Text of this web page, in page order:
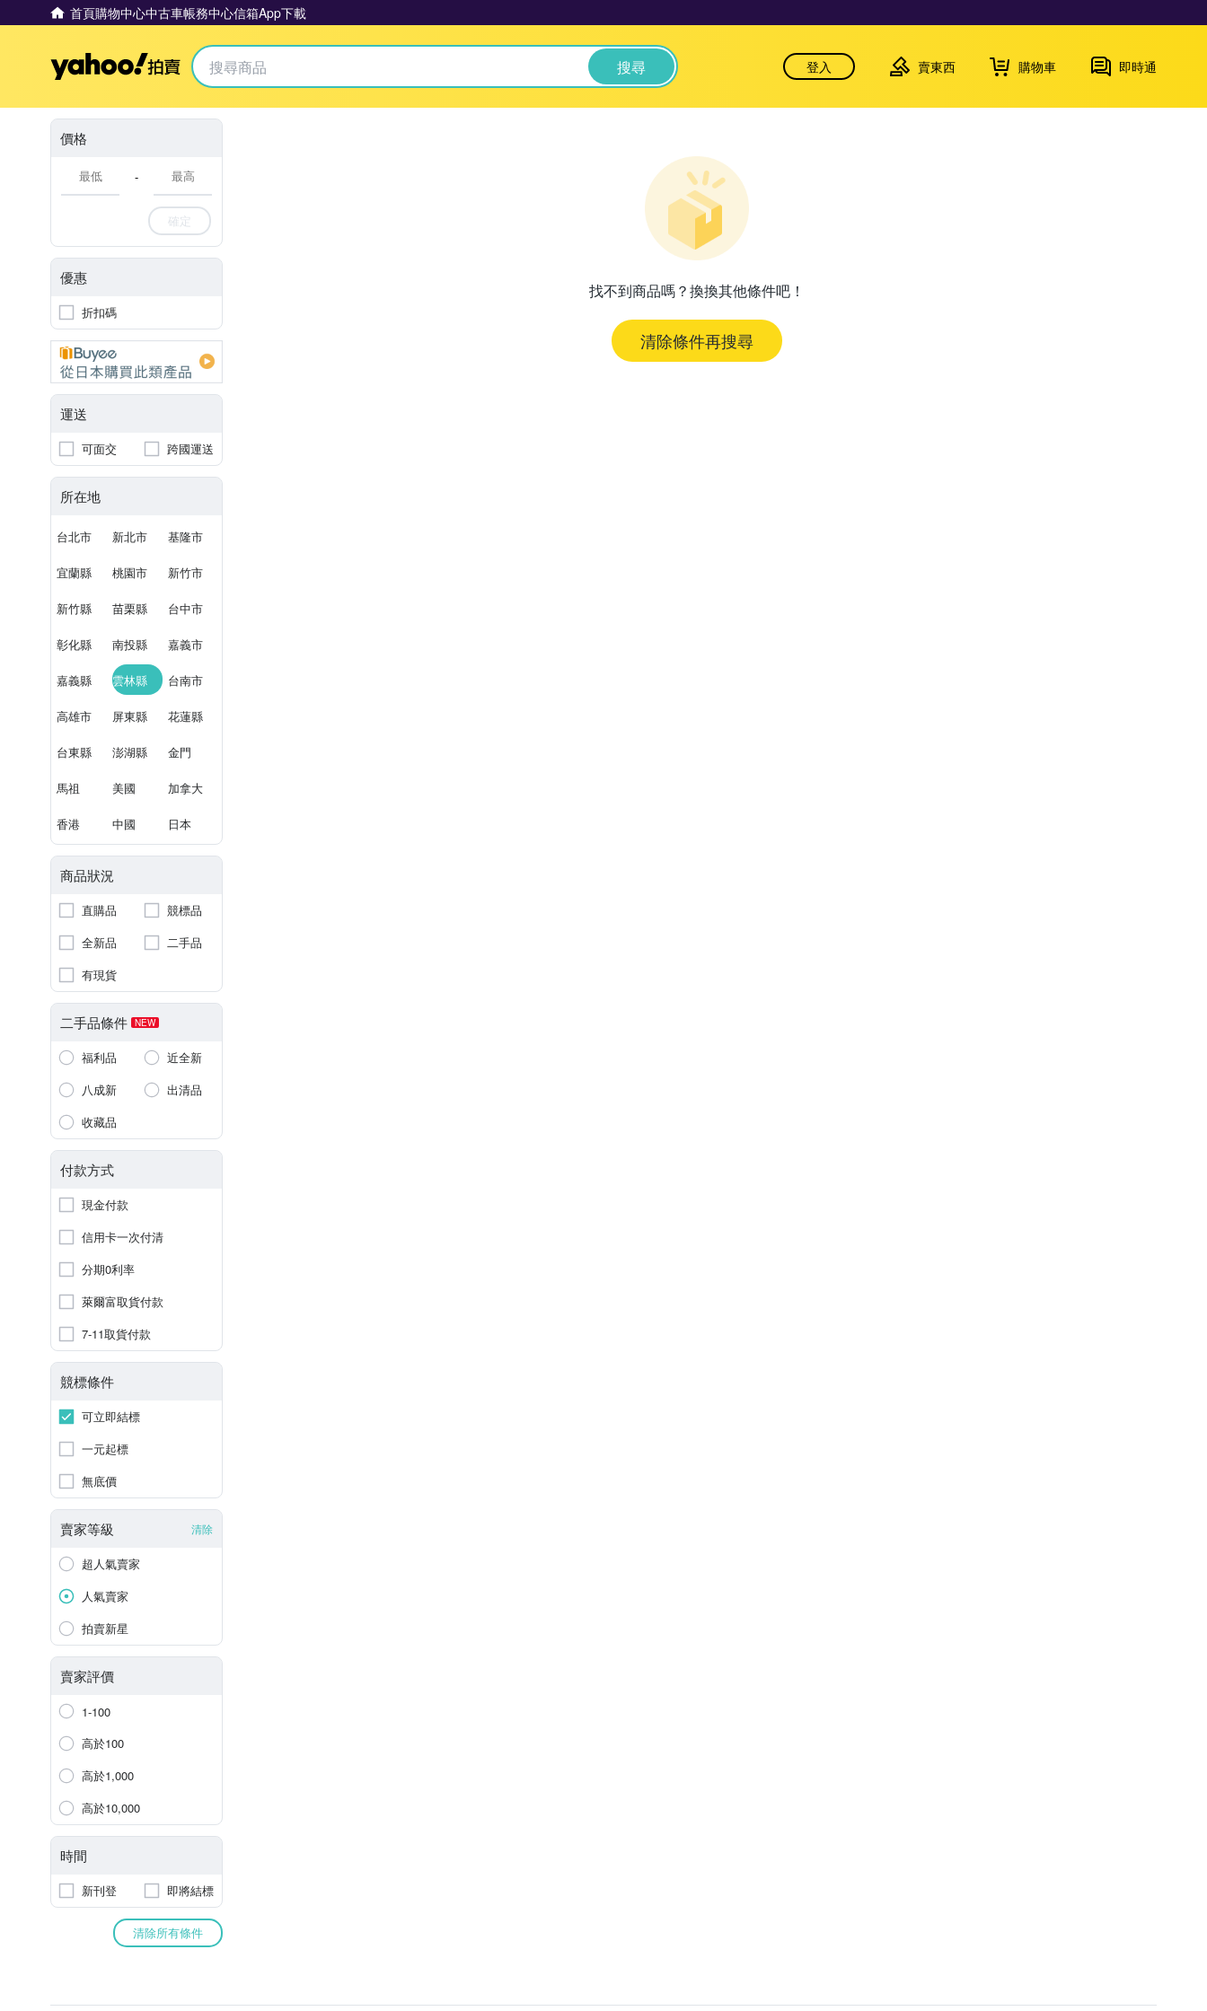
首頁購物中心中古車帳務中心信箱App下載
Yahoo拍賣 搜尋 登入 賣東西 購物車 即時通
價格
-
確定
優惠
折扣碼
運送
可面交 跨國運送
所在地
台北市 新北市 基隆市
宜蘭縣 桃園市 新竹市
新竹縣 苗栗縣 台中市
彰化縣 南投縣 嘉義市
嘉義縣 雲林縣 台南市
高雄市 屏東縣 花蓮縣
台東縣 澎湖縣 金門
馬祖 美國 加拿大
香港 中國 日本
商品狀況
直購品
競標品
全新品
二手品
有現貨
二手品條件 NEW
福利品
近全新
八成新
出清品
收藏品
付款方式
現金付款
信用卡一次付清
分期0利率
萊爾富取貨付款
7-11取貨付款
競標條件
可立即結標
一元起標
無底價
賣家等級 清除
超人氣賣家
人氣賣家
拍賣新星
賣家評價
1-100
高於100
高於1,000
高於10,000
時間
新刊登 即將結標
清除所有條件
找不到商品嗎？換換其他條件吧！
清除條件再搜尋